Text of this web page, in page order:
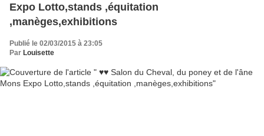
Expo Lotto,stands ,équitation
,manèges,exhibitions
Publié le 02/03/2015 à 23:05
Par Louisette